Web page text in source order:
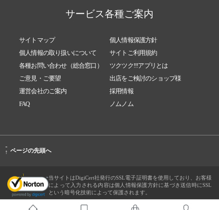
サービス各種ご案内
サイトマップ
個人情報保護方針
個人情報の取り扱いについて
サイトご利用規約
各種お問い合わせ（総合窓口）
ツクツク!!!アプリとは
ご意見・ご要望
出店をご検討のショップ様
運営会社のご案内
採用情報
FAQ
ノムノム
-
↑ ページの先頭へ
当サイトはDigiCert社発行のSSL電子証明書を使用しており、お客様
によって入力される内容は個人情報保護方針に基づき送信時にSSL
という暗号化技術によって保護されます。